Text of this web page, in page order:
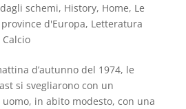
schemi, History, Home, Le
province d'Europa, Letteratura
d’autunno del 1974, le
si svegliarono con un
in abito modesto, con una